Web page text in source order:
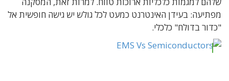
מפתיעה: בעידן האינטרנט כמעט לכל גולש יש גישה חופשית אל
"כדור בדולח" כלכלי.